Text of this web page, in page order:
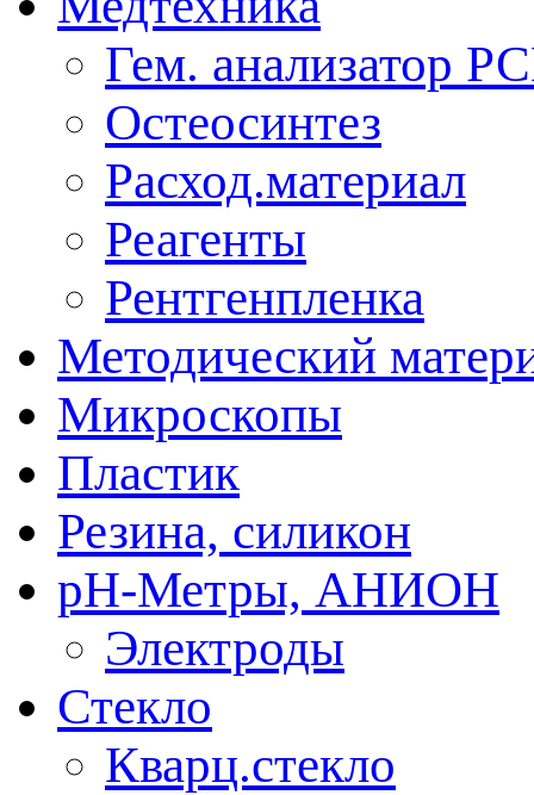
Гем. анализатор
Остеосинтез
Расход.материал
Реагенты
Рентгенпленка
Методический
Микроскопы
Пластик
Резина, силикон
рН-Метры, АНИОН
Электроды
Стекло
Кварц.стекло